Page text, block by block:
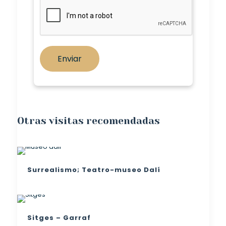
Otras visitas recomendadas
Surrealismo; Teatro-museo Dalí
Sitges – Garraf